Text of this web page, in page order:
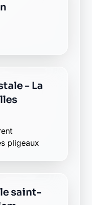
- La
pligeaux
saint-